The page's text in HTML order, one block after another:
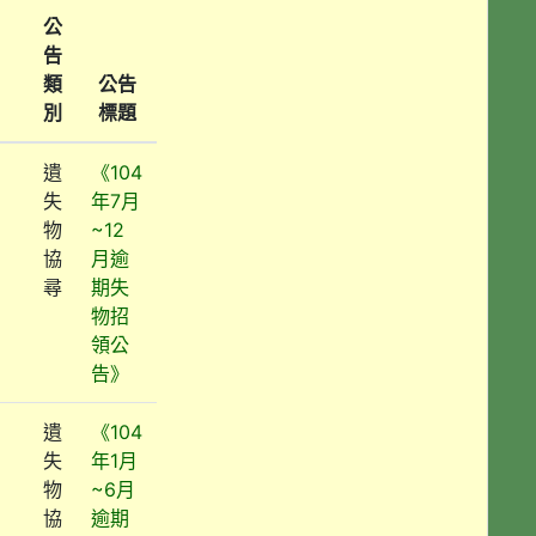
公
告
類
別
公告
標題
遺
失
物
協
尋
《104
年7月
~12
月逾
期失
物招
領公
告》
遺
失
物
協
《104
年1月
~6月
逾期